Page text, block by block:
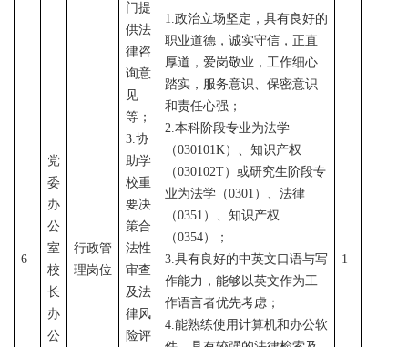
6
党
委
办
公
室
校
长
办
公
行政管
理岗位
门提
供法
律咨
询意
见
等；
3.协
助学
校重
要决
策合
法性
审查
及法
律风
险评
1.政治立场坚定，具有良好的
职业道德，诚实守信， 正直
厚道 ，爱岗敬业，工作细心
踏实，服务意识、保密意识
和责任心强；
2.本科阶段专业为法学
（030101K）、知识产权
（030102T）或研究生阶段专
业为法学（0301）、法律
（0351）、知识产权
（0354）；
3.具有良好的中英文口语与写
作能力，能够以英文作为工
作语言者优先考虑；
4.能熟练使用计算机和办公软
1